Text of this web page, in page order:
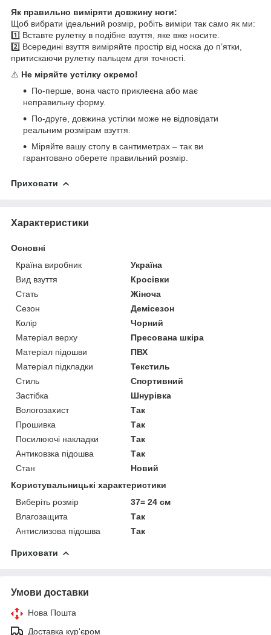
Як правильно виміряти довжину ноги:
Щоб вибрати ідеальний розмір, робіть виміри так само як ми:
1️⃣ Вставте рулетку в подібне взуття, яке вже носите.
2️⃣ Всередині взуття виміряйте простір від носка до п’ятки,
притискаючи рулетку пальцем для точності.
⚠️ Не міряйте устілку окремо!
По-перше, вона часто приклеєна або має
неправильну форму.
По-друге, довжина устілки може не відповідати
реальним розмірам взуття.
Міряйте вашу стопу в сантиметрах – так ви
гарантовано оберете правильний розмір.
Приховати
Характеристики
Основні
Країна виробник
Україна
Вид взуття
Кросівки
Стать
Жіноча
Сезон
Демісезон
Колір
Чорний
Матеріал верху
Пресована шкіра
Матеріал підошви
ПВХ
Матеріал підкладки
Текстиль
Стиль
Спортивний
Застібка
Шнурівка
Вологозахист
Так
Прошивка
Так
Посилюючі накладки
Так
Антиковзка підошва
Так
Стан
Новий
Користувальницькі характеристики
Виберіть розмір
37= 24 см
Влагозащита
Так
Антислизова підошва
Так
Приховати
Умови доставки
Нова Пошта
Доставка кур'єром